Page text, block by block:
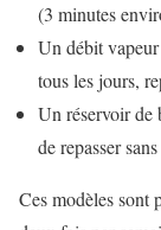
(3 minutes
Un débit
tous les jours,
Un réservoir de
de repasser
Ces modèles sont